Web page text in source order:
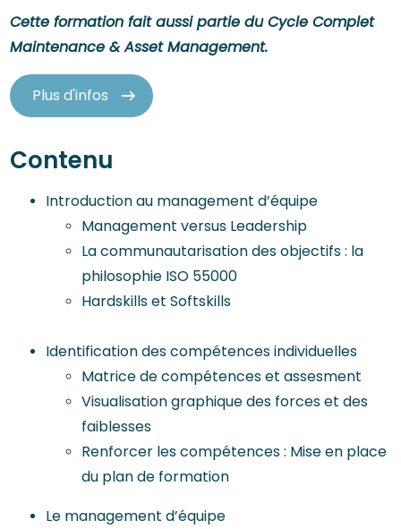
Cette formation fait aussi partie du Cycle Complet
Maintenance & Asset Management.
Plus d'infos
Contenu
Introduction au management d’équipe
Management versus Leadership
La communautarisation des objectifs : la
philosophie ISO 55000
Hardskills et Softskills
Identification des compétences individuelles
Matrice de compétences et assesment
Visualisation graphique des forces et des
faiblesses
Renforcer les compétences : Mise en place
du plan de formation
Le management d’équipe